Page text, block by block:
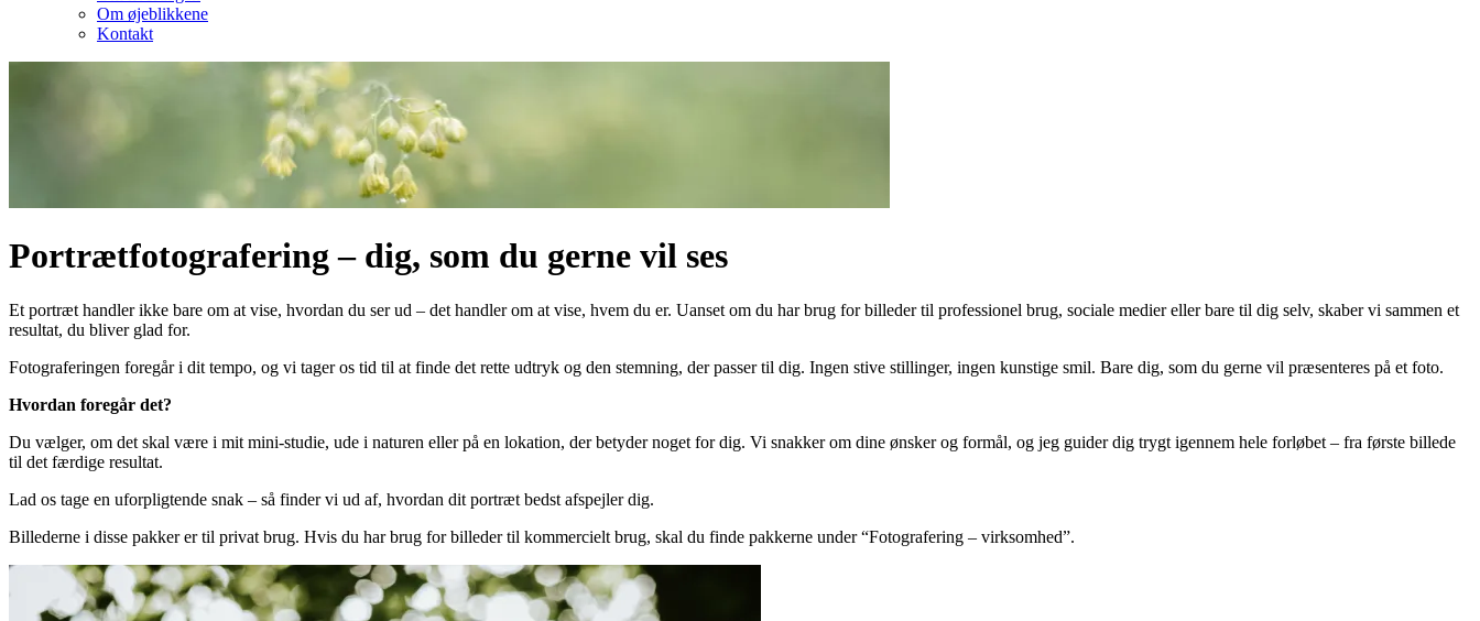
Om øjeblikkene
Kontakt
Portrætfotografering – dig, som du gerne vil ses
Et portræt handler ikke bare om at vise, hvordan du ser ud – det handler om at vise, hvem du er. Uanset om du har brug for billeder til professionel brug, sociale medier eller bare til dig selv, skaber vi sammen et
resultat, du bliver glad for.
Fotograferingen foregår i dit tempo, og vi tager os tid til at finde det rette udtryk og den stemning, der passer til dig. Ingen stive stillinger, ingen kunstige smil. Bare dig, som du gerne vil præsenteres på et foto.
Hvordan foregår det?
Du vælger, om det skal være i mit mini-studie, ude i naturen eller på en lokation, der betyder noget for dig. Vi snakker om dine ønsker og formål, og jeg guider dig trygt igennem hele forløbet – fra første billede
til det færdige resultat.
Lad os tage en uforpligtende snak – så finder vi ud af, hvordan dit portræt bedst afspejler dig.
Billederne i disse pakker er til privat brug. Hvis du har brug for billeder til kommercielt brug, skal du finde pakkerne under “Fotografering – virksomhed”.